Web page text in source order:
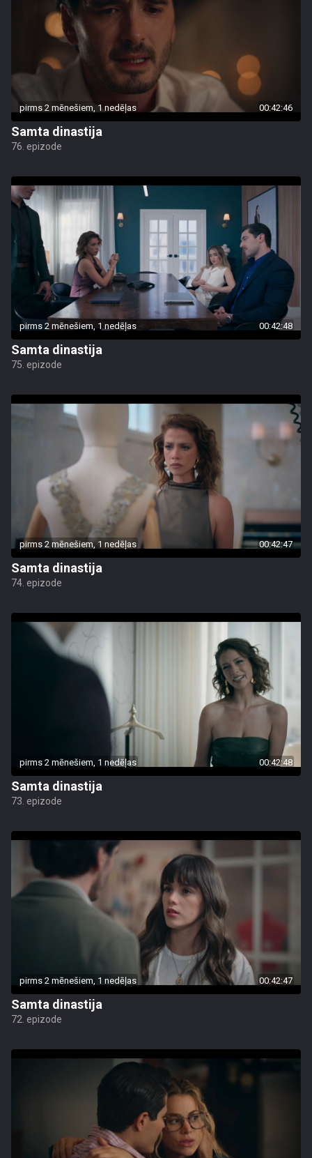
pirms 2 mēnešiem, 1 nedēļas 00:42:46
Samta dinastija
76. epizode
pirms 2 mēnešiem, 1 nedēļas 00:42:48
Samta dinastija
75. epizode
pirms 2 mēnešiem, 1 nedēļas 00:42:47
Samta dinastija
74. epizode
pirms 2 mēnešiem, 1 nedēļas 00:42:48
Samta dinastija
73. epizode
pirms 2 mēnešiem, 1 nedēļas 00:42:47
Samta dinastija
72. epizode